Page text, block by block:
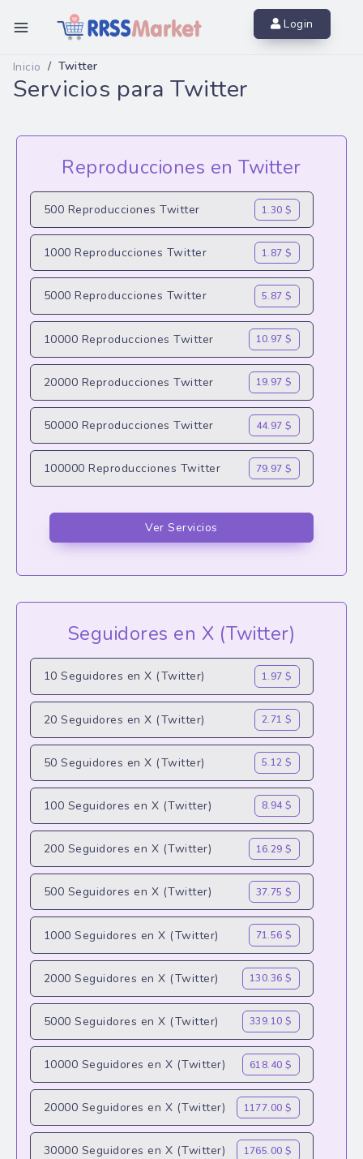
Login
Youtube
TikTok
WEB
Servicios
Contacto
Iniciar sesión
Inicio Twitter
Servicios para Twitter
Reproducciones en Twitter
500 Reproducciones Twitter 1.30 $
1000 Reproducciones Twitter 1.87 $
5000 Reproducciones Twitter 5.87 $
10000 Reproducciones Twitter 10.97 $
20000 Reproducciones Twitter 19.97 $
50000 Reproducciones Twitter 44.97 $
100000 Reproducciones Twitter 79.97 $
Ver Servicios
Seguidores en X (Twitter)
10 Seguidores en X (Twitter) 1.97 $
20 Seguidores en X (Twitter) 2.71 $
50 Seguidores en X (Twitter) 5.12 $
100 Seguidores en X (Twitter) 8.94 $
200 Seguidores en X (Twitter) 16.29 $
500 Seguidores en X (Twitter) 37.75 $
1000 Seguidores en X (Twitter) 71.56 $
2000 Seguidores en X (Twitter) 130.36 $
5000 Seguidores en X (Twitter) 339.10 $
10000 Seguidores en X (Twitter) 618.40 $
20000 Seguidores en X (Twitter) 1177.00 $
30000 Seguidores en X (Twitter) 1765.00 $